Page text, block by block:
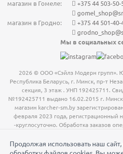
магазин в Гомеле:
+375 44 503-50-
магазин в Гродно:
+375 44 501-40-
Мы в социальных
2026 © ООО «Сэйлз Модерн групп».
Республика Беларусь, г. Минск, пр-т
секция, 3 этаж . УНП 192425711.
№192425711 выдано 16.02.2015 г.
магазин karcher-sm.by
февраля 2023 года,
-круглосуточно. Обработка заказов
распорядительных органов по месту
Продолжая использовать наш сайт,